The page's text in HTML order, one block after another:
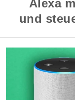
Alexa
und